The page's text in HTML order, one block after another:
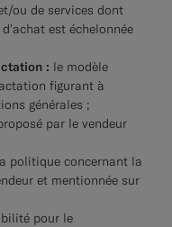
ou de services dont
est échelonnée
: le modèle
figurant à
générales ;
par le vendeur
politique concernant la
et mentionnée sur
pour le